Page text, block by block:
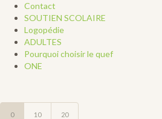
Contact
SOUTIEN SCOLAIRE
Logopédie
ADULTES
Pourquoi choisir le quef
ONE
0 10 20